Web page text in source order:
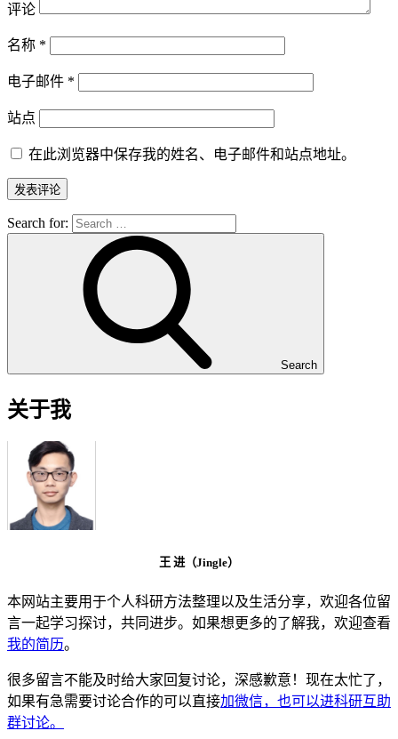
评论
名称 *
电子邮件 *
站点
在此浏览器中保存我的姓名、电子邮件和站点地址。
Search for:
Search
关于我
王 进（Jingle）
本网站主要用于个人科研方法整理以及生活分享，欢迎各位留
言一起学习探讨，共同进步。如果想更多的了解我，欢迎查看
我的简历。
很多留言不能及时给大家回复讨论，深感歉意！现在太忙了，
如果有急需要讨论合作的可以直接加微信，也可以进科研互助
群讨论。